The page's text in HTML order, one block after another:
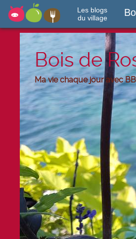
Les blogs
du village
Bois de
Ma vie chaque jour avec